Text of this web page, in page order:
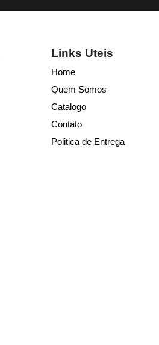
Links Uteis
Home
Quem Somos
Catalogo
Contato
Politica de Entrega